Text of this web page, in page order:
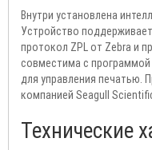
Внутри установлена
Устройство
протокол ZPL от Zebra и
совместима с программой
для управления печатью.
компанией Seagull
Технические